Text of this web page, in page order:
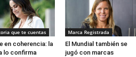
que te cuentas
en coherencia: la
lo confirma
Marca Registrada
El Mundial también se
jugó con marcas